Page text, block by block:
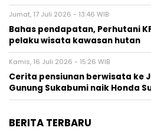
Jumat, 17 Juli 2026 - 13:46 WIB
Bahas pendapatan, Perhutani
pelaku wisata kawasan hutan
Kamis, 16 Juli 2026 - 15:26 WIB
Cerita pensiunan berwisata ke
Gunung Sukabumi naik Honda
BERITA TERBARU